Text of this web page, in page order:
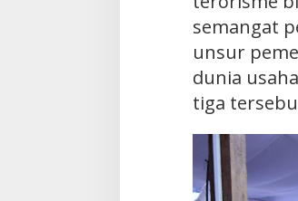
semangat
unsur
dunia
tiga